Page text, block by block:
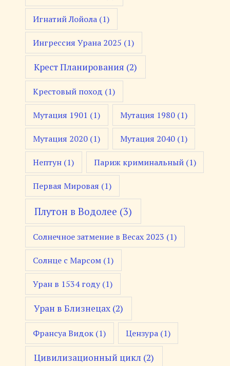
Игнатий Лойола (1)
Ингрессия Урана 2025 (1)
Крест Планирования (2)
Крестовый поход (1)
Мутация 1901 (1) Мутация 1980 (1)
Мутация 2020 (1) Мутация 2040 (1)
Нептун (1) Париж криминальный (1)
Первая Мировая (1)
Плутон в Водолее (3)
Солнечное затмение в Весах 2023 (1)
Солнце с Марсом (1)
Уран в 1534 году(1)
Уран в Близнецах(2)
Франсуа Видок (1) Цензура (1)
Цивилизационный цикл (2)